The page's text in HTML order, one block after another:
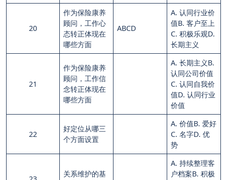
20
作为保险康养
顾问，工作心
态转正体现在
哪些方面
ABCD
A. 认同行业价
值B. 客户至上
C. 积极乐观D.
长期主义
21
作为保险康养
顾问，工作信
念转正体现在
哪些方面
A. 长期主义B.
认同公司价值
C. 认同自我价
值D. 认同行业
价值
22
好定位从哪三
个方面设置
A. 价值B. 爱好
C. 名字D. 优
势
关系维护的基
A. 持续整理客
户档案B. 积极